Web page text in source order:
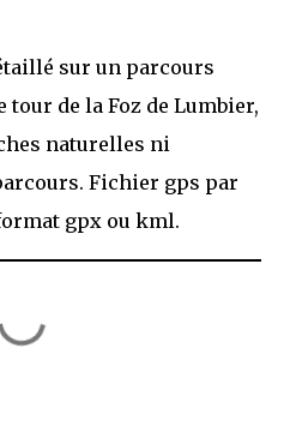
sur un parcours
de la Foz de Lumbier,
naturelles ni
Fichier gps par
gpx ou kml.